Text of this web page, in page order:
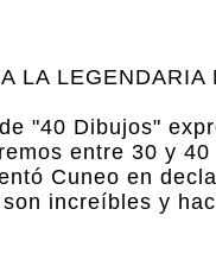
LA LEGENDARIA
"40 Dibujos"
entre 30 y
Cuneo en
increíbles y